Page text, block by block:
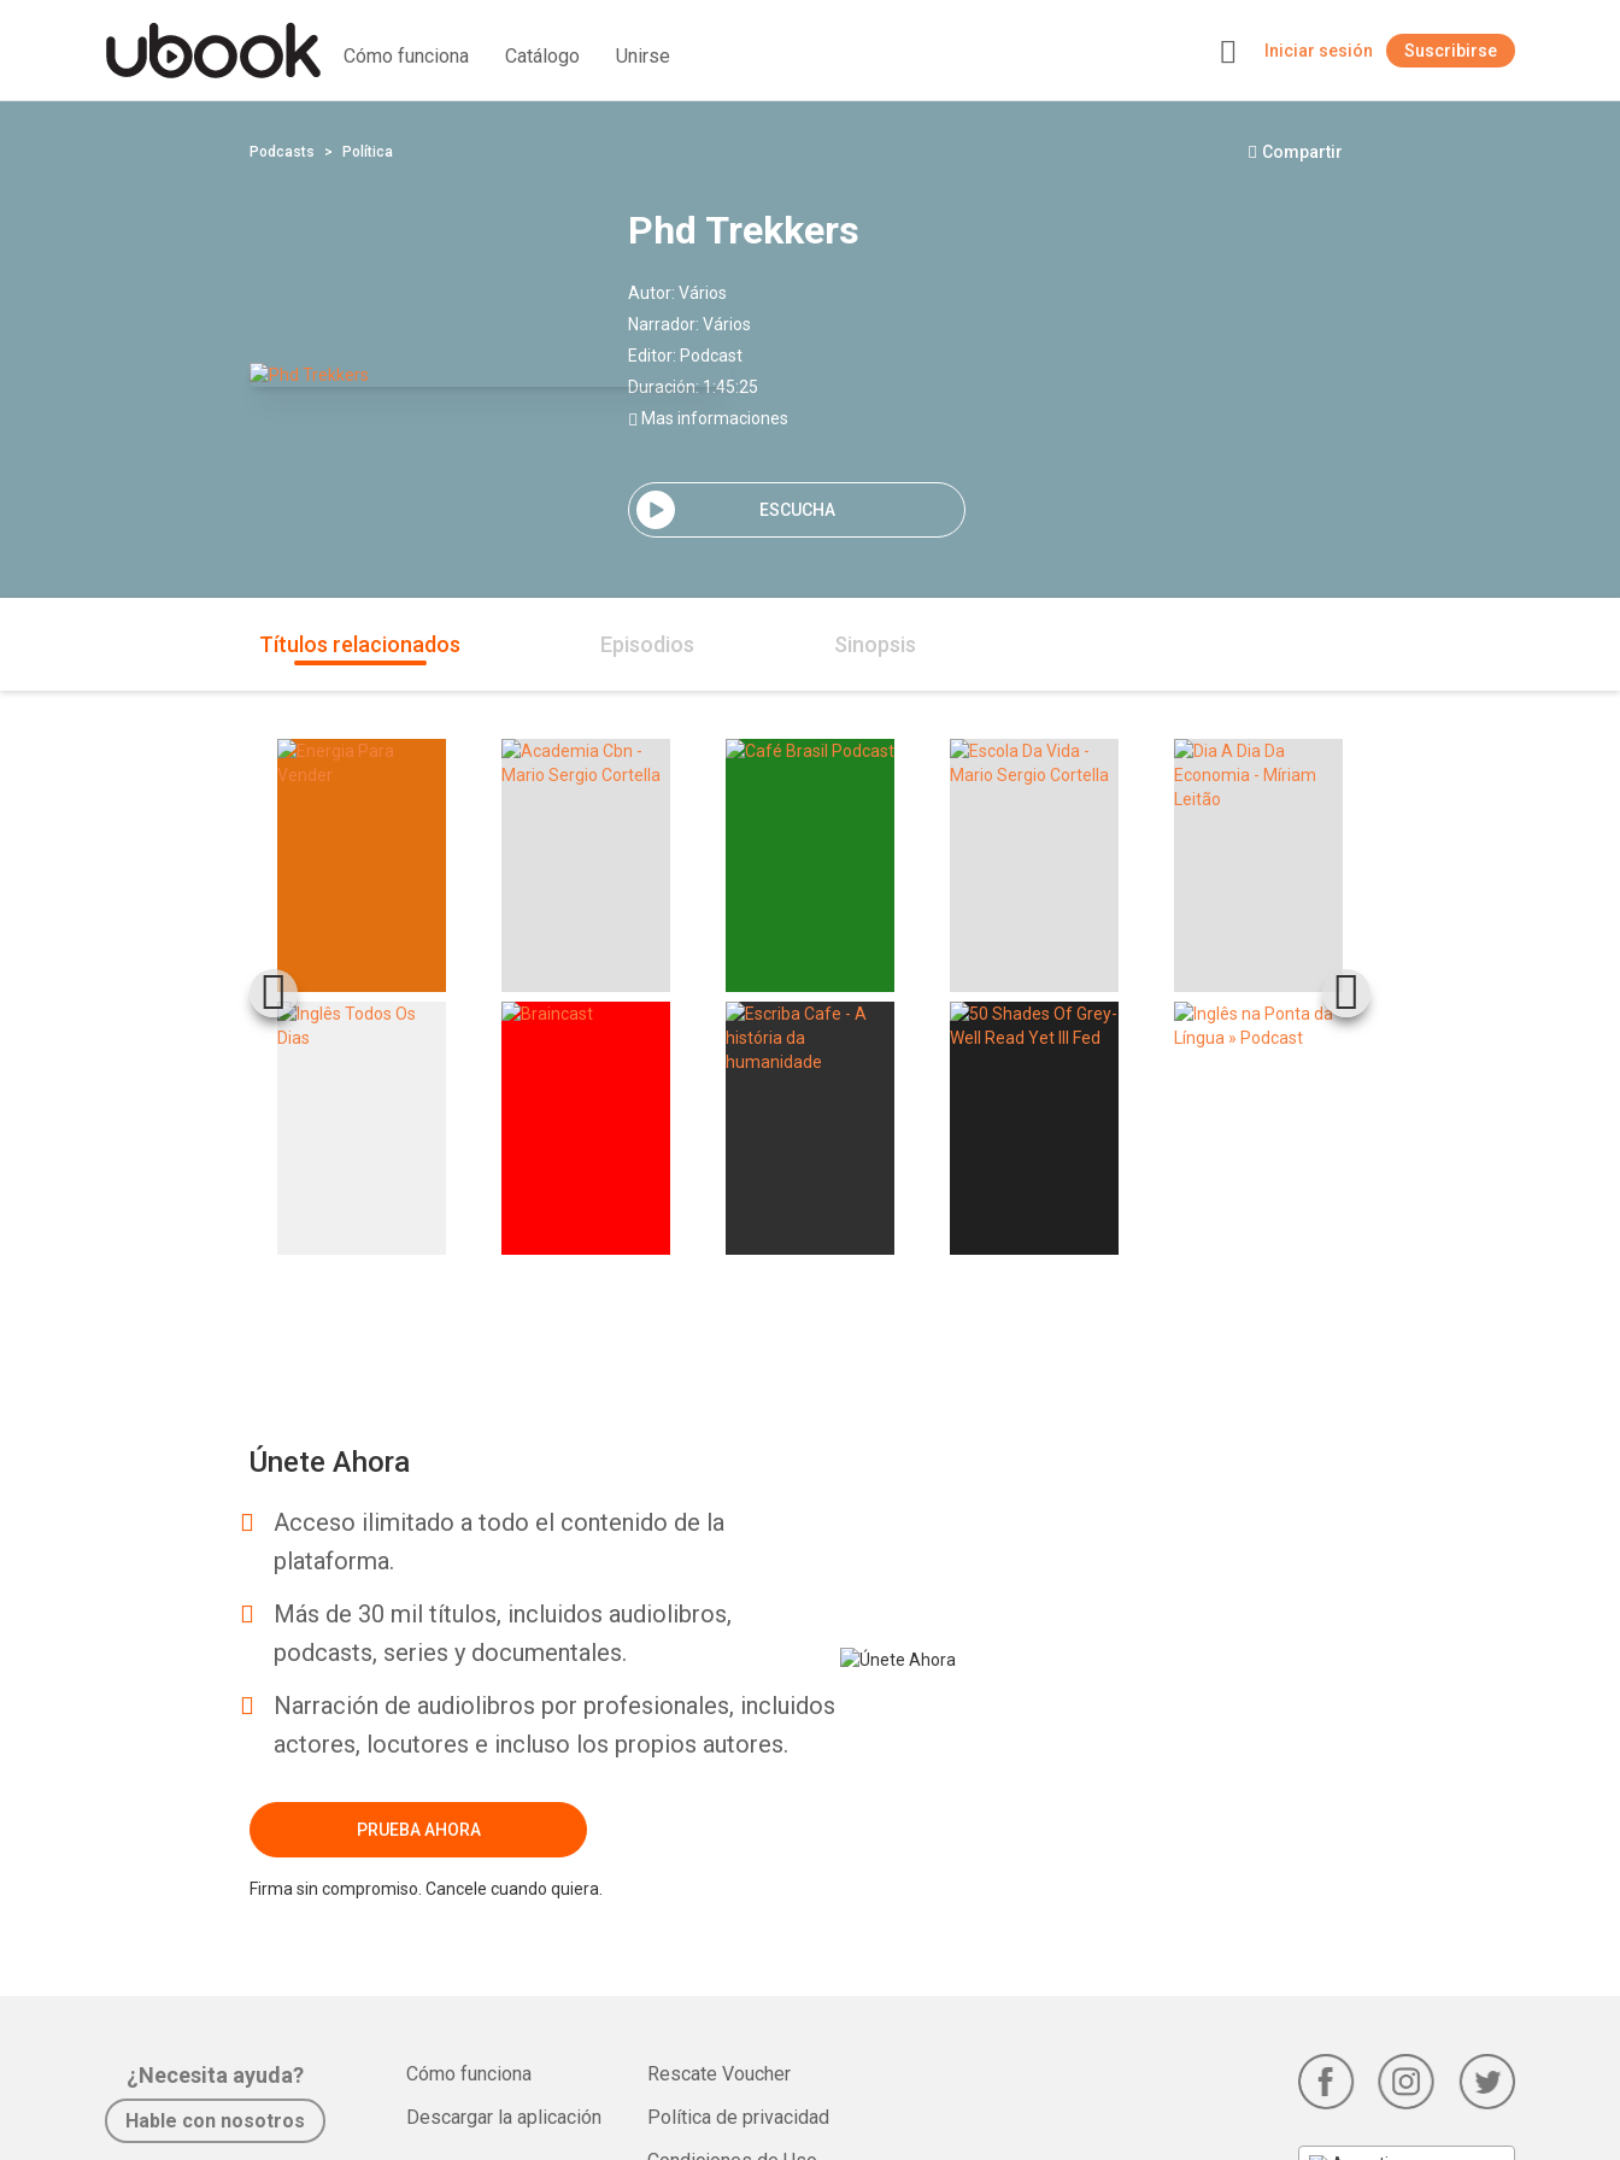
Cómo funciona Catálogo Unirse Iniciar sesión Suscribirse
Podcasts Política Compartir
Phd Trekkers
Autor: Vários
Narrador: Vários
Editor: Podcast
Duración: 1:45:25
Mas informaciones
ESCUCHA
Títulos relacionados Episodios Sinopsis
Únete Ahora
Acceso ilimitado a todo el contenido de la
plataforma.
Más de 30 mil títulos, incluidos audiolibros,
podcasts, series y documentales.
Narración de audiolibros por profesionales, incluidos
actores, locutores e incluso los propios autores.
PRUEBA AHORA
Firma sin compromiso. Cancele cuando quiera.
¿Necesita ayuda?
Hable con nosotros
Cómo funciona
Descargar la aplicación
Rescate Voucher
Política de privacidad